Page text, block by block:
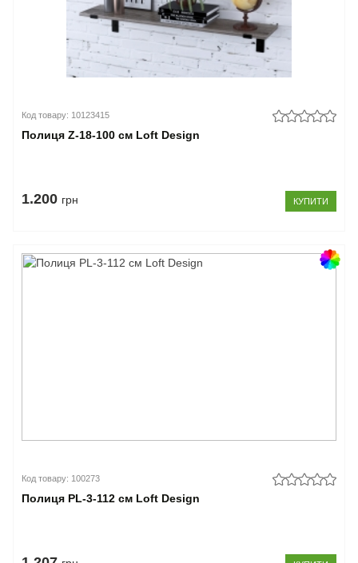
Код товару: 10123415
Полиця Z-18-100 см Loft Design
1.200 грн КУПИТИ
Код товару: 100273
Полиця PL-3-112 см Loft Design